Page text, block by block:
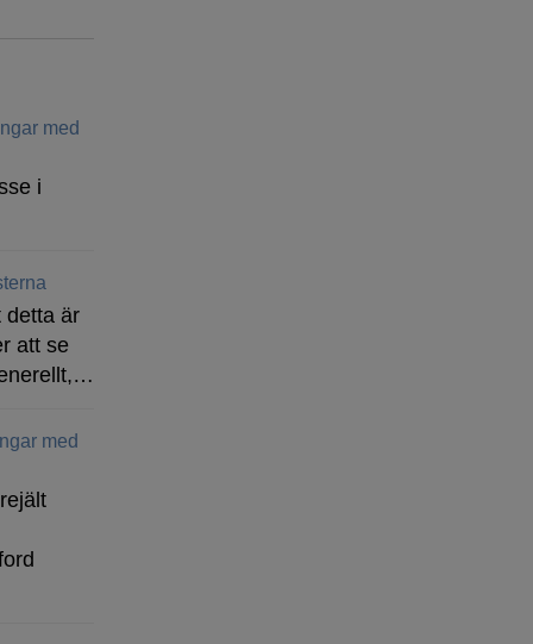
med
i
detta är
att se
med